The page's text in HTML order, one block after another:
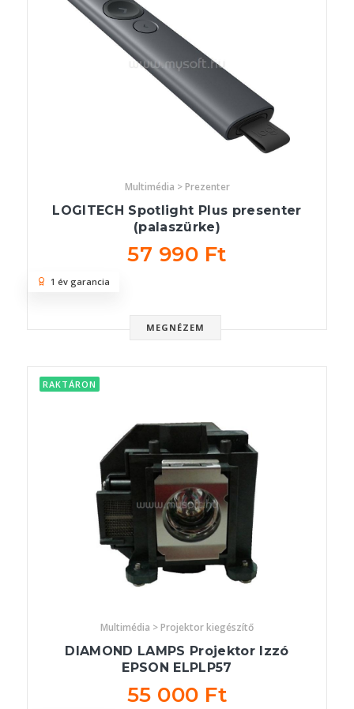
Multimédia > Prezenter
LOGITECH Spotlight Plus presenter
(palaszürke)
57 990 Ft
MEGNÉZEM
1 év garancia
RAKTÁRON
Multimédia > Projektor kiegészítő
DIAMOND LAMPS Projektor Izzó
EPSON ELPLP57
55 000 Ft